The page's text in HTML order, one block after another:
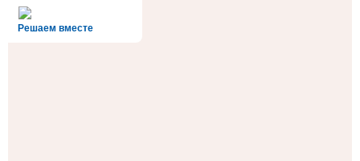
Решаем вместе